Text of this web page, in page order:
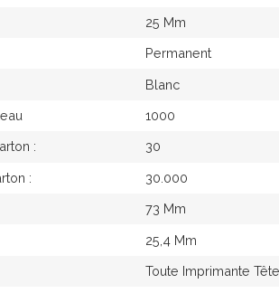
25 Mm
Permanent
Blanc
1000
: 30
: 30.000
73 Mm
25,4 Mm
Toute Imprimante